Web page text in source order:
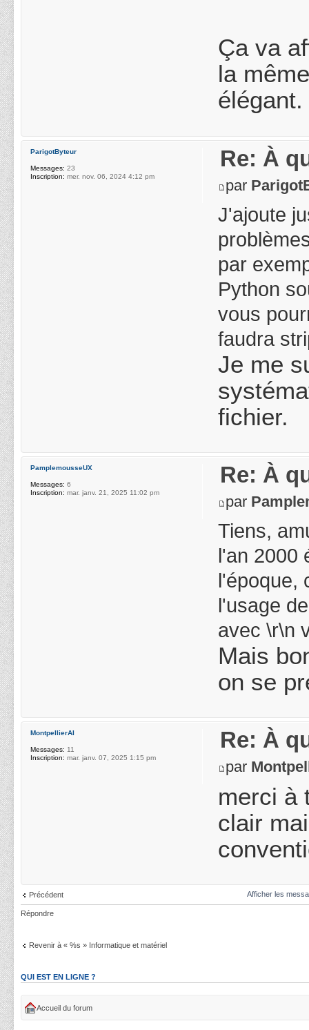
Ça va
la
élégant.
Re: À
par
J'ajoute
par
Python
vous
faudra
Je me
fichier.
ParigotByteur
Messages: 23
Inscription: mer. nov. 06, 2024 4:12 pm
Re: À
par
Tiens,
l'an 2000
l'époque,
l'usage
avec \r\n
Mais
on se
PamplemousseUX
Messages: 6
Inscription: mar. janv. 21, 2025 11:02 pm
Re: À
par
merci à
clair
MontpellierAI
Messages: 11
Inscription: mar. janv. 07, 2025 1:15 pm
Précédent Afficher les
Répondre
Revenir à « %s » Informatique et matériel
QUI EST EN LIGNE ?
Accueil du forum